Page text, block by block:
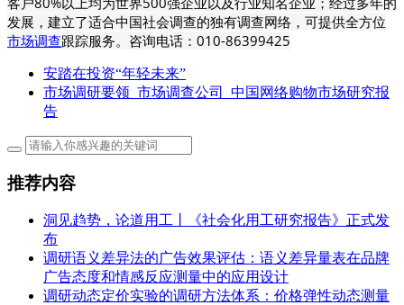
发展，建立了适合中国社会调查的独有调查网络，可提供全方位
市场调查跟踪服务。咨询电话：010-86399425
安踏在投资“年轻未来”
市场调研要领_市场调查公司_中国网络购物市场研究报
告
推荐内容
洞见趋势，论道用工丨《社会化用工研究报告》正式发
布
调研语义差异法的广告效果评估：语义差异量表在品牌
广告态度和情感反应测量中的应用设计
调研动态定价实验的调研方法体系：价格弹性动态测量